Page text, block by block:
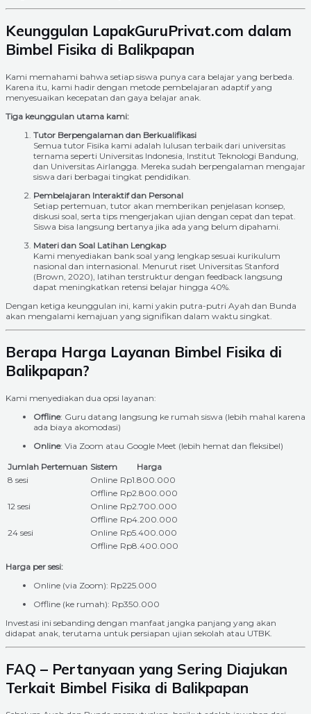
Keunggulan LapakGuruPrivat.com dalam
Bimbel Fisika di Balikpapan
Kami memahami bahwa setiap siswa punya cara belajar yang berbeda.
Karena itu, kami hadir dengan metode pembelajaran adaptif yang
menyesuaikan kecepatan dan gaya belajar anak.
Tiga keunggulan utama kami:
Tutor Berpengalaman dan Berkualifikasi
Semua tutor Fisika kami adalah lulusan terbaik dari universitas
ternama seperti Universitas Indonesia, Institut Teknologi Bandung,
dan Universitas Airlangga. Mereka sudah berpengalaman mengajar
siswa dari berbagai tingkat pendidikan.
Pembelajaran Interaktif dan Personal
Setiap pertemuan, tutor akan memberikan penjelasan konsep,
diskusi soal, serta tips mengerjakan ujian dengan cepat dan tepat.
Siswa bisa langsung bertanya jika ada yang belum dipahami.
Materi dan Soal Latihan Lengkap
Kami menyediakan bank soal yang lengkap sesuai kurikulum
nasional dan internasional. Menurut riset Universitas Stanford
(Brown, 2020), latihan terstruktur dengan feedback langsung
dapat meningkatkan retensi belajar hingga 40%.
Dengan ketiga keunggulan ini, kami yakin putra-putri Ayah dan Bunda
akan mengalami kemajuan yang signifikan dalam waktu singkat.
Berapa Harga Layanan Bimbel Fisika di
Balikpapan?
Kami menyediakan dua opsi layanan:
Offline: Guru datang langsung ke rumah siswa (lebih mahal karena
ada biaya akomodasi)
Online: Via Zoom atau Google Meet (lebih hemat dan fleksibel)
Jumlah Pertemuan Sistem
Harga
8 sesi
Online Rp1.800.000
Offline Rp2.800.000
12 sesi
Online Rp2.700.000
Offline Rp4.200.000
24 sesi
Online Rp5.400.000
Offline Rp8.400.000
Harga per sesi:
Online (via Zoom): Rp225.000
Offline (ke rumah): Rp350.000
Investasi ini sebanding dengan manfaat jangka panjang yang akan
didapat anak, terutama untuk persiapan ujian sekolah atau UTBK.
FAQ – Pertanyaan yang Sering Diajukan
Terkait Bimbel Fisika di Balikpapan